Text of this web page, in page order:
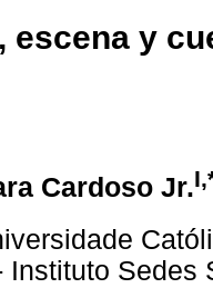
escena y
Cardoso Jr.
Instituto Sedes